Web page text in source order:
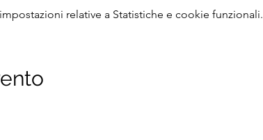
relative a Statistiche e cookie funzionali.